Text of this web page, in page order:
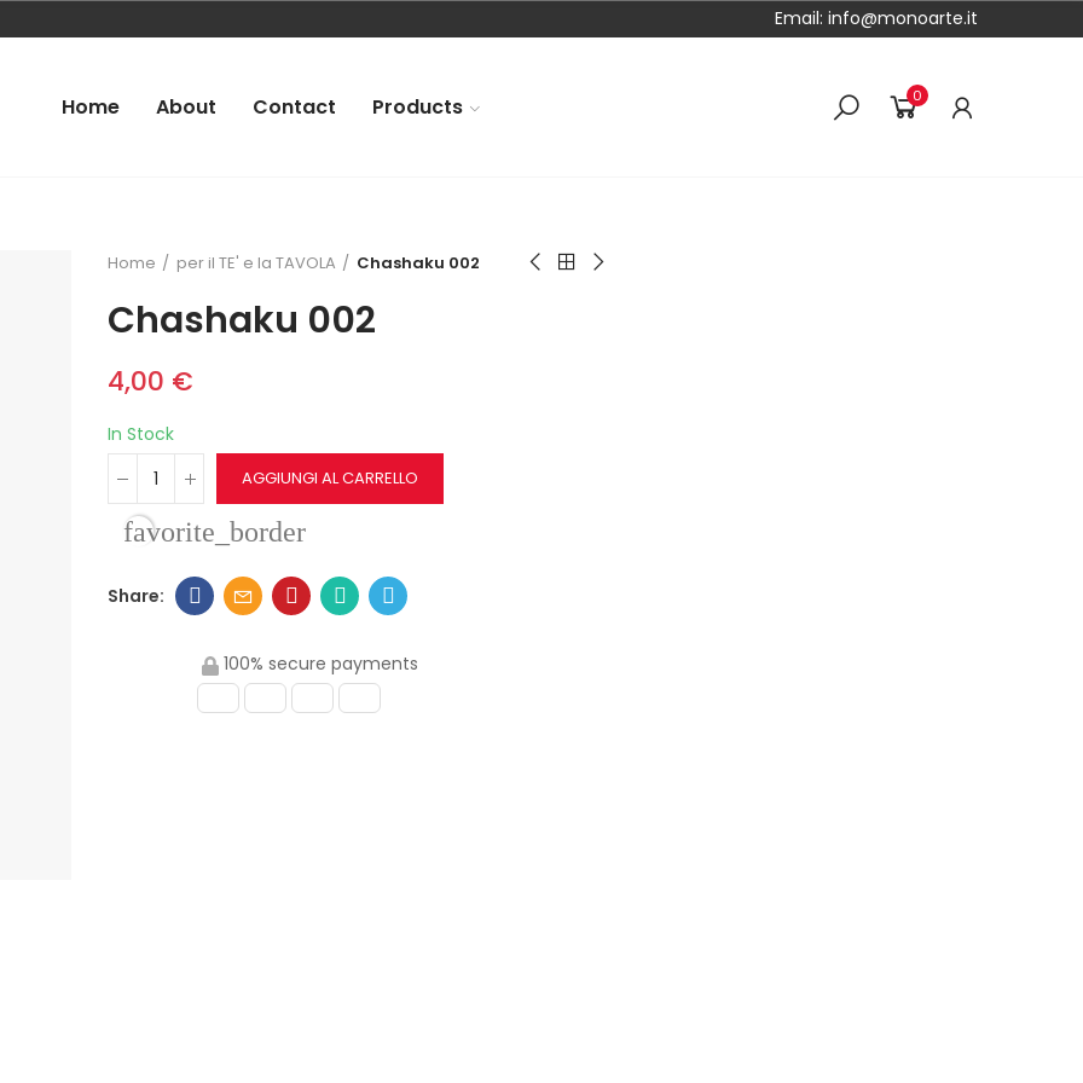
Email: info@monoarte.it
Home About Contact Products 0
Home per il TE' e la TAVOLA Chashaku 002
Chashaku 002
4,00 €
In Stock
AGGIUNGI AL CARRELLO
favorite_border
100% secure payments